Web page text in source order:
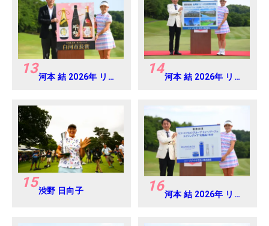
13河本 結 2026年 リゾ
14河本 結 2026年 リゾ
15渋野 日向子 16河本 結 2026年 リゾ